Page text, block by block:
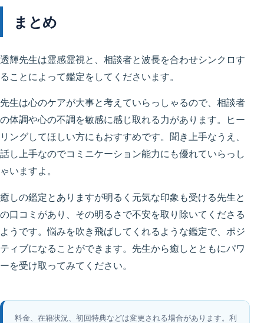
まとめ
透輝先生は霊感霊視と、相談者と波長を合わせシンクロす
ることによって鑑定をしてくださいます。
先生は心のケアが大事と考えていらっしゃるので、相談者
の体調や心の不調を敏感に感じ取れる力があります。ヒー
リングしてほしい方にもおすすめです。聞き上手なうえ、
話し上手なのでコミニケーション能力にも優れていらっし
ゃいますよ。
癒しの鑑定とありますが明るく元気な印象も受ける先生と
の口コミがあり、その明るさで不安を取り除いてくださる
ようです。悩みを吹き飛ばしてくれるような鑑定で、ポジ
ティブになることができます。先生から癒しとともにパワ
ーを受け取ってみてください。
料金、在籍状況、初回特典などは変更される場合があります。利